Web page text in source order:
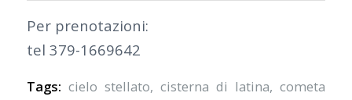
Per prenotazioni:
tel 379-1669642
Tags: cielo stellato,cisterna di latina,cometa